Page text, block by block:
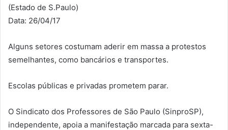
(Estado de S.Paulo)
Data: 26/04/17
Alguns setores costumam aderir em massa a protestos
semelhantes, como bancários e transportes.
Escolas públicas e privadas prometem parar.
O Sindicato dos Professores de São Paulo (SinproSP),
independente, apoia a manifestação marcada para sexta-